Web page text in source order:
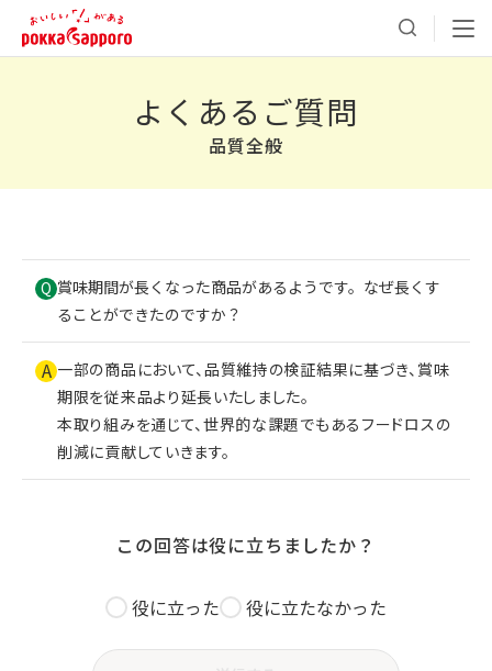
よくあるご質問
品質全般
Q 賞味期間が長くなった商品があるようです。なぜ長くす
ることができたのですか？
A 一部の商品において、品質維持の検証結果に基づき、賞味
期限を従来品より延長いたしました。
本取り組みを通じて、世界的な課題でもあるフードロスの
削減に貢献していきます。
この回答は役に立ちましたか？
役に立った 役に立たなかった